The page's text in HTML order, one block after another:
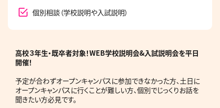
個別相談（学校説明や入試説明）
高校３年生・既卒者対象！WEB学校説明会&入試説明会を平日
開催！
予定が合わずオープンキャンパスに参加できなかった方、土日に
オープンキャンパスに行くことが難しい方、個別でじっくりお話を
聞きたい方必見です。